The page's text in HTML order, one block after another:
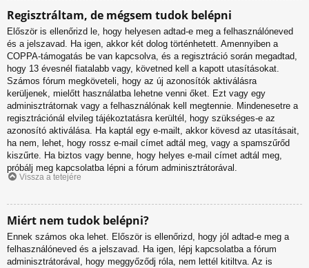
Regisztráltam, de mégsem tudok belépni
Először is ellenőrizd le, hogy helyesen adtad-e meg a felhasználóneved
és a jelszavad. Ha igen, akkor két dolog történhetett. Amennyiben a
COPPA-támogatás be van kapcsolva, és a regisztráció során megadtad,
hogy 13 évesnél fiatalabb vagy, követned kell a kapott utasításokat.
Számos fórum megköveteli, hogy az új azonosítók aktiválásra
kerüljenek, mielőtt használatba lehetne venni őket. Ezt vagy egy
adminisztrátornak vagy a felhasználónak kell megtennie. Mindenesetre a
regisztrációnál elvileg tájékoztatásra kerültél, hogy szükséges-e az
azonosító aktiválása. Ha kaptál egy e-mailt, akkor kövesd az utasításait,
ha nem, lehet, hogy rossz e-mail címet adtál meg, vagy a spamszűrőd
kiszűrte. Ha biztos vagy benne, hogy helyes e-mail címet adtál meg,
próbálj meg kapcsolatba lépni a fórum adminisztrátorával.
Vissza a tetejére
Miért nem tudok belépni?
Ennek számos oka lehet. Először is ellenőrizd, hogy jól adtad-e meg a
felhasználóneved és a jelszavad. Ha igen, lépj kapcsolatba a fórum
adminisztrátorával, hogy meggyőződj róla, nem lettél kitiltva. Az is